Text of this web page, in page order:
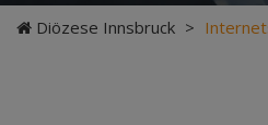
Diözese Innsbruck >